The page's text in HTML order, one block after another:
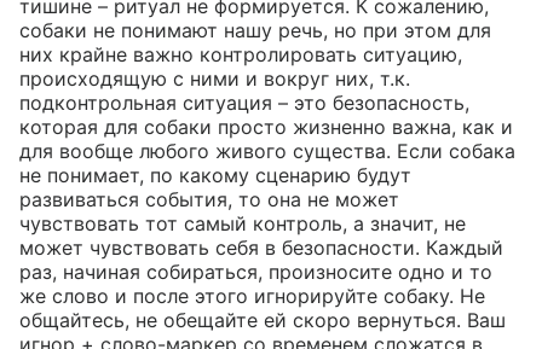
тишине – ритуал не формируется. К сожалению,
собаки не понимают нашу речь, но при этом для
них крайне важно контролировать ситуацию,
происходящую с ними и вокруг них, т.к.
подконтрольная ситуация – это безопасность,
которая для собаки просто жизненно важна, как и
для вообще любого живого существа. Если собака
не понимает, по какому сценарию будут
развиваться события, то она не может
чувствовать тот самый контроль, а значит, не
может чувствовать себя в безопасности. Каждый
раз, начиная собираться, произносите одно и то
же слово и после этого игнорируйте собаку. Не
общайтесь, не обещайте ей скоро вернуться. Ваш
игнор + слово-маркер со временем сложатся в